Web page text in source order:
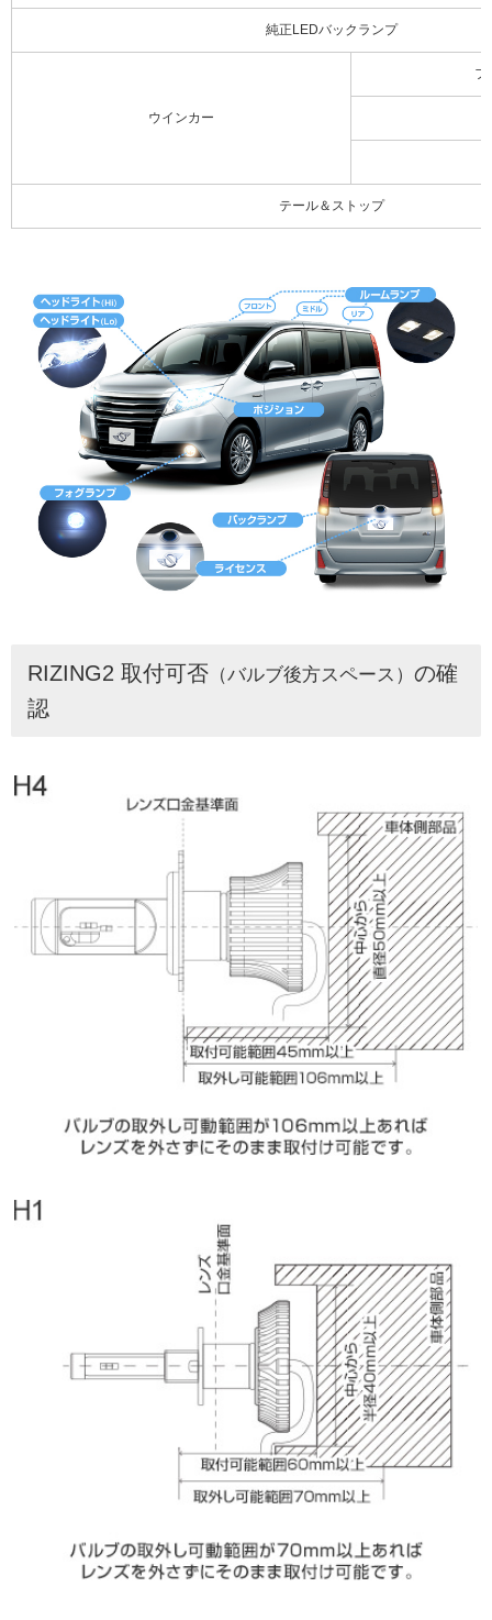
純正LEDバックランプ
ウインカー
フ
テール＆ストップ
RIZING2 取付可否 （バルブ後方スペース） の確
認